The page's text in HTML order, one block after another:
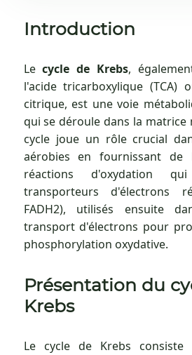
Introduction
Lecycle de Krebs,
l'acide tricarboxylique (TCA)
citrique, est une voie
qui se déroule dans la matrice
cycle joue un rôle crucial
aérobies en fournissant de
réactions d'oxydation
transporteurs d'électrons
FADH2), utilisés ensuite
transport d'électrons pour
phosphorylation oxydative.
Présentation du
Krebs
Le cycle de Krebs